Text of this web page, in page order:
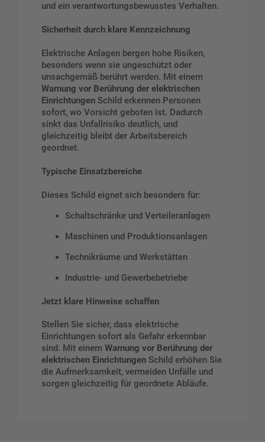
und ein verantwortungsbewusstes Verhalten.
Sicherheit durch klare Kennzeichnung
Elektrische Anlagen bergen hohe Risiken,
besonders wenn sie ungeschützt oder
unsachgemäß berührt werden. Mit einem
Warnung vor Berührung der elektrischen
Einrichtungen Schild erkennen Personen
sofort, wo Vorsicht geboten ist. Dadurch
sinkt das Unfallrisiko deutlich, und
gleichzeitig bleibt der Arbeitsbereich
geordnet.
Typische Einsatzbereiche
Dieses Schild eignet sich besonders für:
Schaltschränke und Verteileranlagen
Maschinen und Produktionsanlagen
Technikräume und Werkstätten
Industrie- und Gewerbebetriebe
Jetzt klare Hinweise schaffen
Stellen Sie sicher, dass elektrische
Einrichtungen sofort als Gefahr erkennbar
sind. Mit einem Warnung vor Berührung der
elektrischen Einrichtungen Schild erhöhen Sie
die Aufmerksamkeit, vermeiden Unfälle und
sorgen gleichzeitig für geordnete Abläufe.